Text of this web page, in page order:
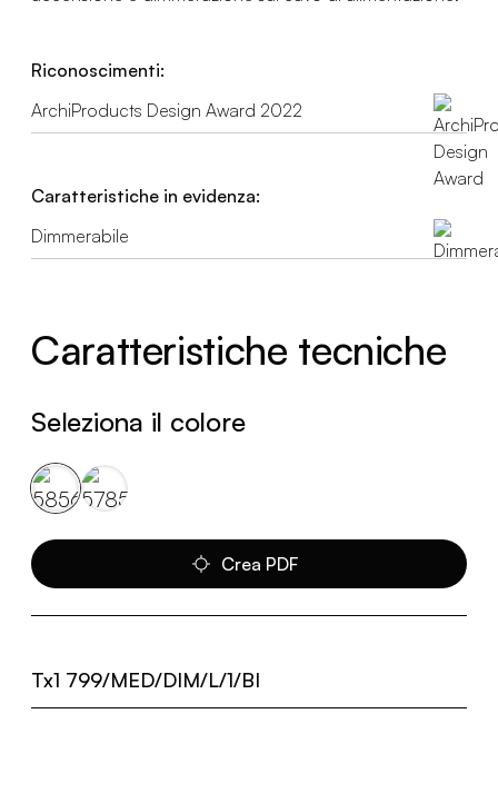
Riconoscimenti:
ArchiProducts Design Award 2022
Caratteristiche in evidenza:
Dimmerabile
Caratteristiche tecniche
Seleziona il colore
Crea PDF
Tx1 799/MED/DIM/L/1/BI